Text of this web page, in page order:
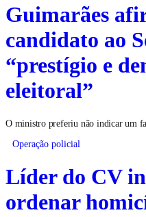
Guimarães
candidato ao
“prestígio e
eleitoral”
O ministro preferiu não indicar um
Operação policial
Líder do CV
ordenar